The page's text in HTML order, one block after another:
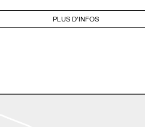
PLUS D'INFOS